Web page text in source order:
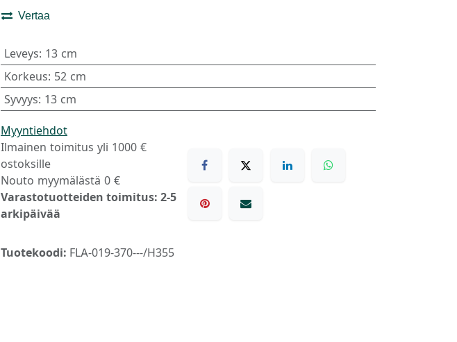
Vertaa
Leveys: 13 cm
Korkeus: 52 cm
Syvyys: 13 cm
Myyntiehdot
Ilmainen toimitus yli 1000 €
ostoksille
Nouto myymälästä 0 €
Varastotuotteiden toimitus: 2-5
arkipäivää
Tuotekoodi: FLA-019-370---/H355